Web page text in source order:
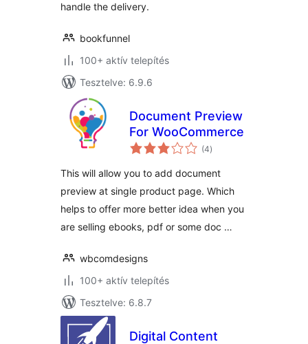
handle the delivery.
bookfunnel
100+ aktív telepítés
Tesztelve: 6.9.6
Document Preview
For WooCommerce
(4értékelés
összesen
)
This will allow you to add document
preview at single product page. Which
helps to offer more better idea when you
are selling ebooks, pdf or some doc …
wbcomdesigns
100+ aktív telepítés
Tesztelve: 6.8.7
Digital Content